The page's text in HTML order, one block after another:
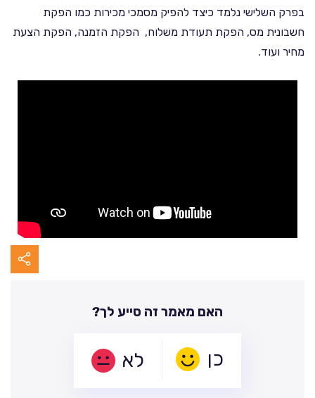
בפרק השלישי נלמד כיצד להפיק מסמכי מכירות כמו הפקת
חשבונית מס, הפקת תעודת משלוח, הפקת הזמנה, הפקת הצעת
מחיר ועוד.
האם מאמר זה סייע לך?
לא